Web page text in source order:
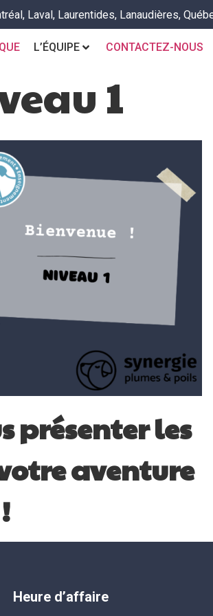
Laval, Laurentides, Lanaudières,
L’ÉQUIPE CONTACTEZ-NOUS
1
présenter les
aventure
Heure d’affaire